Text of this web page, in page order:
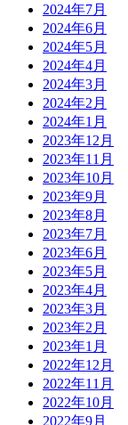
2024年7月
2024年6月
2024年5月
2024年4月
2024年3月
2024年2月
2024年1月
2023年12月
2023年11月
2023年10月
2023年9月
2023年8月
2023年7月
2023年6月
2023年5月
2023年4月
2023年3月
2023年2月
2023年1月
2022年12月
2022年11月
2022年10月
2022年9月